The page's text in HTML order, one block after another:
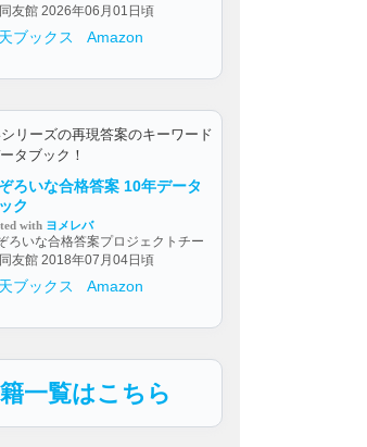
友館 2026年06月01日頃
ブックス Amazon
リーズの再現答案のキーワード
タブック！
ろいな合格答案 10年データ
ク
with ヨメレバ
ろいな合格答案プロジェクトチー
友館 2018年07月04日頃
ブックス Amazon
一覧はこちら